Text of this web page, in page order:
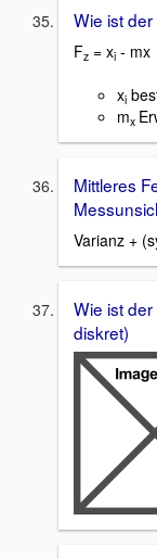
Wie ist
Fz = xi - mx
xi
mx
Mittleres
Varianz +
Wie ist
diskret)